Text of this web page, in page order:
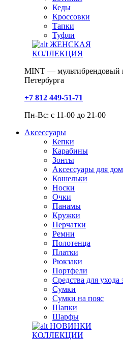
Кеды
Кроссовки
Тапки
Туфли
ЖЕНСКАЯ
КОЛЛЕКЦИЯ
MINT — мультибрендовый
Петербурга
+7 812 449-51-71
Пн-Вс: с 11-00 до 21-00
Аксессуары
Кепки
Карабины
Зонты
Аксессуары для
Кошельки
Носки
Очки
Панамы
Кружки
Перчатки
Ремни
Полотенца
Платки
Рюкзаки
Портфели
Средства для ухода
Сумки
Сумки на пояс
Шапки
Шарфы
НОВИНКИ
КОЛЛЕКЦИИ